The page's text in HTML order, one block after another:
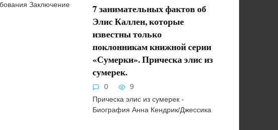
Заключение
7 занимательных фактов об
Элис Каллен, которые
известны только
поклонникам книжной серии
«Сумерки». Прическа элис из
сумерек.
0 9
Прическа элис из сумерек -
Биография Анна Кендрик/Джессика